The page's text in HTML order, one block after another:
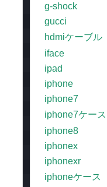
g-shock
gucci
hdmiケーブル
iface
ipad
iphone
iphone7
iphone7ケース
iphone8
iphonex
iphonexr
iphoneケース